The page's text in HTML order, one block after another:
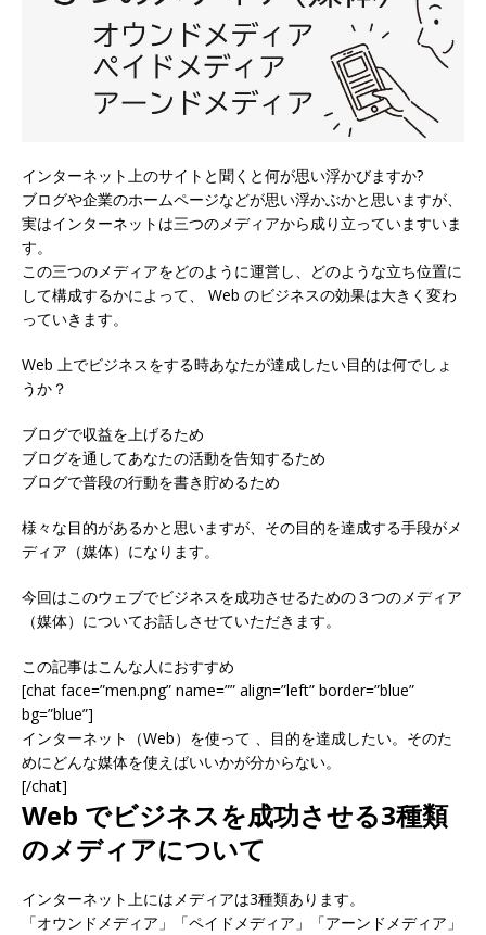
インターネット上のサイトと聞くと何が思い浮かびますか?
ブログや企業のホームページなどが思い浮かぶかと思いますが、
実はインターネットは三つのメディアから成り立っていますいま
す。
この三つのメディアをどのように運営し、どのような立ち位置に
して構成するかによって、 Web のビジネスの効果は大きく変わ
っていきます。
Web 上でビジネスをする時あなたが達成したい目的は何でしょ
うか？
ブログで収益を上げるため
ブログを通してあなたの活動を告知するため
ブログで普段の行動を書き貯めるため
様々な目的があるかと思いますが、その目的を達成する手段がメ
ディア（媒体）になります。
今回はこのウェブでビジネスを成功させるための３つのメディア
（媒体）についてお話しさせていただきます。
この記事はこんな人におすすめ
[chat face=”men.png” name=”” align=”left” border=”blue”
bg=”blue”]
インターネット（Web）を使って 、目的を達成したい。そのた
めにどんな媒体を使えばいいかが分からない。
[/chat]
Web でビジネスを成功させる3種類
のメディアについて
インターネット上にはメディアは3種類あります。
「オウンドメディア」「ペイドメディア」「アーンドメディア」